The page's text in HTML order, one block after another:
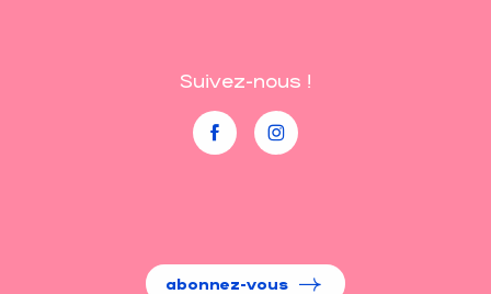
Suivez-nous !
abonnez-vous